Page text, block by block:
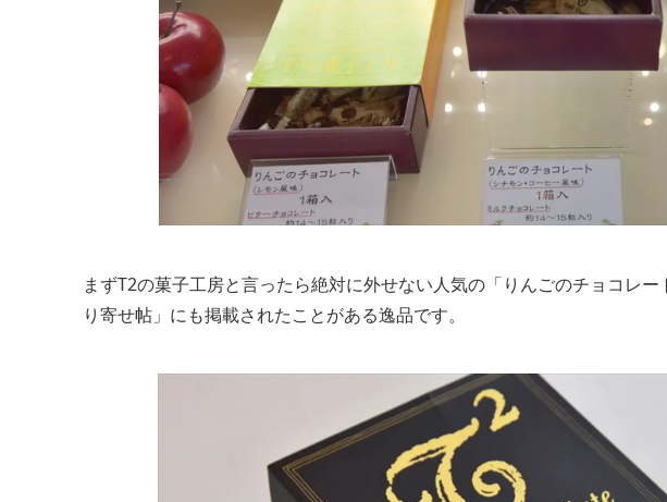
まずT2の菓子工房と言ったら絶対に外せない人気の「りんごのチョコレ
り寄せ帖」にも掲載されたことがある逸品です。